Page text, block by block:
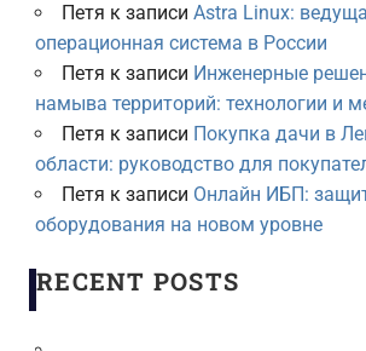
Петя к записи Astra Linux:
операционная система в России
Петя к записи Инженерные
намыва территорий: технологии и
Петя к записи Покупка дачи в
области: руководство для
Петя к записи Онлайн ИБП:
оборудования на новом уровне
RECENT POSTS